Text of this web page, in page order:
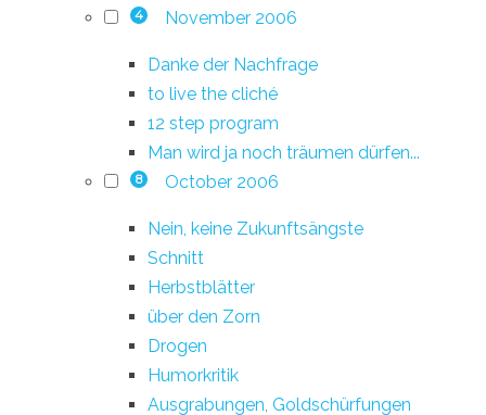
4 November 2006
Danke der Nachfrage
to live the cliché
12 step program
Man wird ja noch träumen dürfen...
8 October 2006
Nein, keine Zukunftsängste
Schnitt
Herbstblätter
über den Zorn
Drogen
Humorkritik
Ausgrabungen, Goldschürfungen